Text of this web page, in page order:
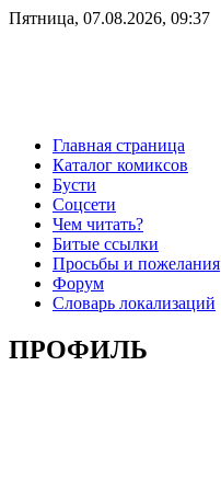
Пятница, 07.08.2026, 09:37
Главная страница
Каталог комиксов
Бусти
Соцсети
Чем читать?
Битые ссылки
Просьбы и пожелания
Форум
Словарь локализаций
ПРОФИЛЬ